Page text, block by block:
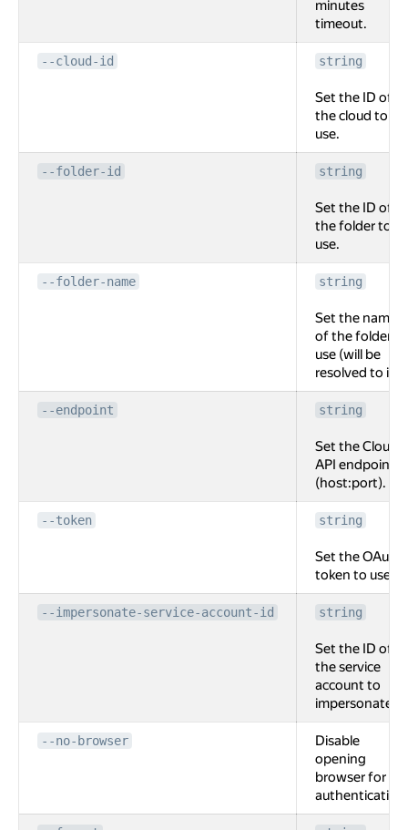
minutes
timeout.
--cloud-id string
Set the ID of
the cloud to
use.
--folder-id string
Set the ID of
the folder to
use.
--folder-name string
Set the name
of the folder to
use (will be
resolved to id).
--endpoint string
Set the Cloud
API endpoint
(host:port).
--token string
Set the OAuth
token to use.
--impersonate-service-account-id string
Set the ID of
the service
account to
impersonate.
--no-browser
Disable
opening
browser for
authentication.